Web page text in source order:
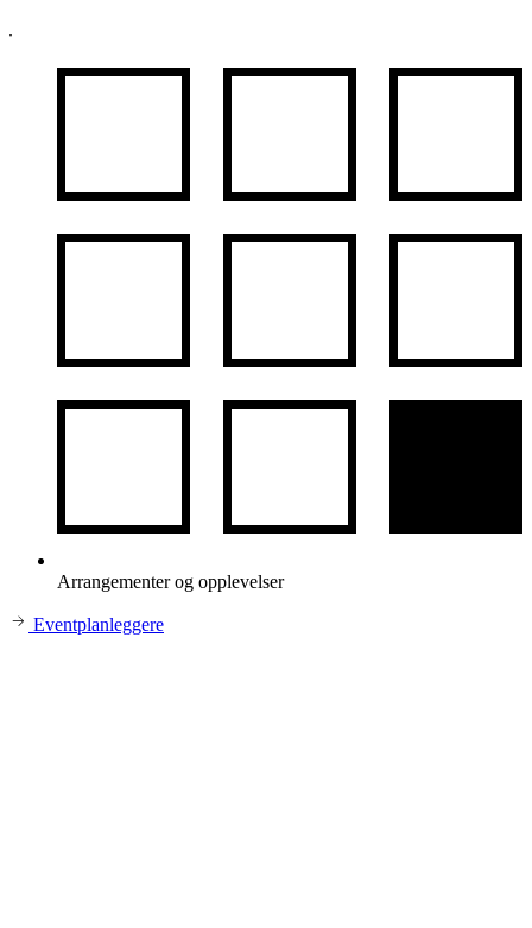
Arrangementer og opplevelser
Eventplanleggere